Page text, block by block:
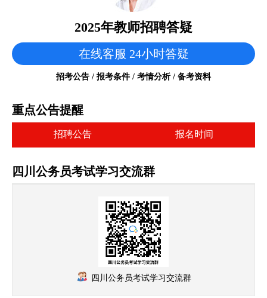
2025年教师招聘答疑
在线客服 24小时答疑
招考公告 / 报考条件 / 考情分析 / 备考资料
重点公告提醒
招聘公告 报名时间
四川公务员考试学习交流群
四川公务员考试学习交流群